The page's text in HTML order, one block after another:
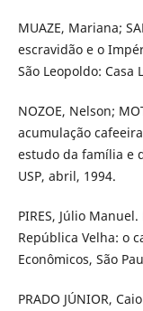
MUAZE, Mariana;
escravidão e o
São Leopoldo: Casa
NOZOE, Nelson;
acumulação
estudo da família e
USP, abril, 1994.
PIRES, Júlio
República Velha: o
Econômicos, São
PRADO JÚNIOR,